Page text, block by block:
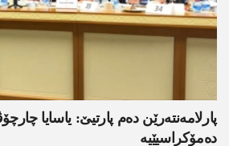
پارلامەنتەرێن دەم پارتیێ: یاسایا
دەمۆکراسیێیە